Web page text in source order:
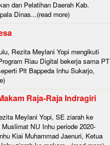
dan Pelatihan Daerah Kab.
Dinas...(read more)
Rezita Meylani Yopi mengikuti
Riau Digital bekerja sama PT
Plt Bappeda Inhu Sukarjo,
Raja-Raja Indragiri
Meylani Yopi, SE ziarah ke
NU Inhu periode 2020-
Kiai Muhammad Jaenuri, Ketua